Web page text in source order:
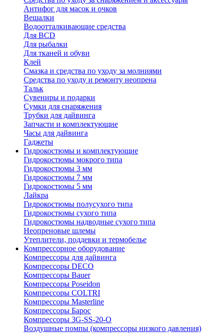
Антифог для масок и очков
Вешалки
Водоотталкивающие средства
Для BCD
Для рыбалки
Для тканей и обуви
Клей
Смазка и средства по уходу за молниями
Средства по уходу и ремонту неопрена
Тальк
Сувениры и подарки
Сумки для снаряжения
Трубки для дайвинга
Запчасти и комплектующие
Часы для дайвинга
Гаджеты
Гидрокостюмы и комплектующие
Гидрокостюмы мокрого типа
Гидрокостюмы 3 мм
Гидрокостюмы 7 мм
Гидрокостюмы 5 мм
Лайкра
Гидрокостюмы полусухого типа
Гидрокостюмы сухого типа
Гидрокостюмы надводные сухого типа
Неопреновые шлемы
Утеплители, поддевки и термобелье
Компрессорное оборудование
Компрессоры для дайвинга
Компрессоры DECO
Компрессоры Bauer
Компрессоры Poseidon
Компрессоры COLTRI
Компрессоры Masterline
Компрессоры Барос
Компрессоры 3G-SS-20-O
Воздушные помпы (компрессоры низкого давления)